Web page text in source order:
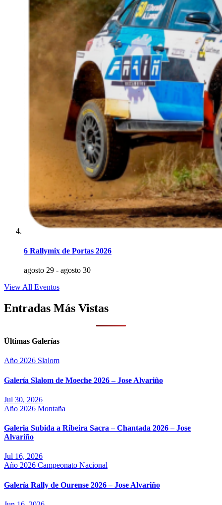
6 Rallymix de Portas 2026
agosto 29 - agosto 30
View All Eventos
Entradas Más Vistas
Últimas Galerías
Año 2026 Slalom
Galería Slalom de Moeche 2026 – Jose Alvariño
Jul 30, 2026
Año 2026 Montaña
Galeria Subida a Ribeira Sacra – Chantada 2026 – Jose
Alvariño
Jul 16, 2026
Año 2026 Campeonato Nacional
Galería Rally de Ourense 2026 – Jose Alvariño